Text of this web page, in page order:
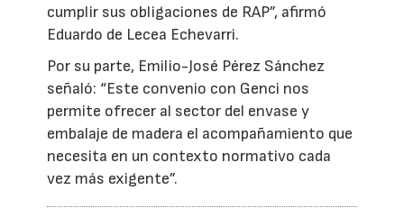
cumplir sus obligaciones de RAP”, afirmó
Eduardo de Lecea Echevarri.
Por su parte, Emilio-José Pérez Sánchez
señaló: “Este convenio con Genci nos
permite ofrecer al sector del envase y
embalaje de madera el acompañamiento que
necesita en un contexto normativo cada
vez más exigente”.